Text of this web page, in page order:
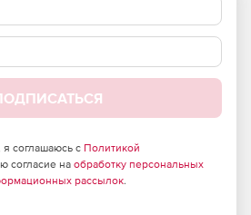
уровня безопасности –
отвечает требованиям
ФСТЭК России и ФСБ.
по установке и тонкой
от потребностей компании.
сканирования при минимальной
систему, что позволяет
соглашаюсь с Политикой
согласие на обработку персональных
рассылок.